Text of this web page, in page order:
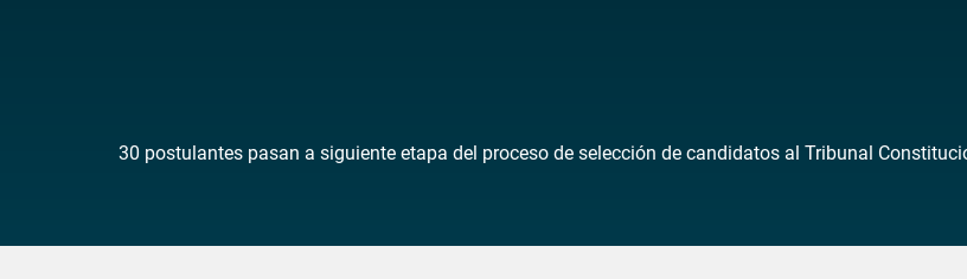
30 postulantes pasan a siguiente etapa del proceso de selección de candidatos al Tribunal